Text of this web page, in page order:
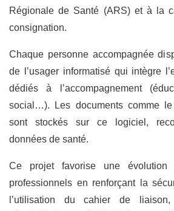
Régionale de Santé (ARS) et à la
consignation.
Chaque personne accompagnée
de l’usager informatisé qui intègre
dédiés à l’accompagnement
social…). Les documents comme
sont stockés sur ce logiciel,
données de santé.
Ce projet favorise une évolution
professionnels en renforçant la
l’utilisation du cahier de liaison,